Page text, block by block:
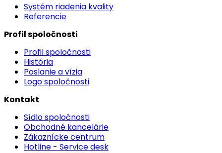
Systém riadenia kvality
Referencie
Profil spoločnosti
Profil spoločnosti
História
Poslanie a vízia
Logo spoločnosti
Kontakt
Sídlo spoločnosti
Obchodné kancelárie
Zákaznícke centrum
Hotline - Service desk